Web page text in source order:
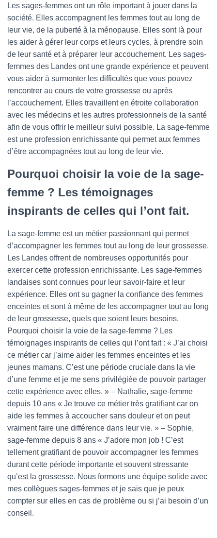
Les sages-femmes ont un rôle important à jouer dans la
société. Elles accompagnent les femmes tout au long de
leur vie, de la puberté à la ménopause. Elles sont là pour
les aider à gérer leur corps et leurs cycles, à prendre soin
de leur santé et à préparer leur accouchement. Les sages-
femmes des Landes ont une grande expérience et peuvent
vous aider à surmonter les difficultés que vous pouvez
rencontrer au cours de votre grossesse ou après
l’accouchement. Elles travaillent en étroite collaboration
avec les médecins et les autres professionnels de la santé
afin de vous offrir le meilleur suivi possible. La sage-femme
est une profession enrichissante qui permet aux femmes
d’être accompagnées tout au long de leur vie.
Pourquoi choisir la voie de la sage-
femme ? Les témoignages
inspirants de celles qui l’ont fait.
La sage-femme est un métier passionnant qui permet
d’accompagner les femmes tout au long de leur grossesse.
Les Landes offrent de nombreuses opportunités pour
exercer cette profession enrichissante. Les sage-femmes
landaises sont connues pour leur savoir-faire et leur
expérience. Elles ont su gagner la confiance des femmes
enceintes et sont à même de les accompagner tout au long
de leur grossesse, quels que soient leurs besoins.
Pourquoi choisir la voie de la sage-femme ? Les
témoignages inspirants de celles qui l’ont fait : « J’ai choisi
ce métier car j’aime aider les femmes enceintes et les
jeunes mamans. C’est une période cruciale dans la vie
d’une femme et je me sens privilégiée de pouvoir partager
cette expérience avec elles. » – Nathalie, sage-femme
depuis 10 ans « Je trouve ce métier très gratifiant car on
aide les femmes à accoucher sans douleur et on peut
vraiment faire une différence dans leur vie. » – Sophie,
sage-femme depuis 8 ans « J’adore mon job ! C’est
tellement gratifiant de pouvoir accompagner les femmes
durant cette période importante et souvent stressante
qu’est la grossesse. Nous formons une équipe solide avec
mes collègues sages-femmes et je sais que je peux
compter sur elles en cas de problème ou si j’ai besoin d’un
conseil.